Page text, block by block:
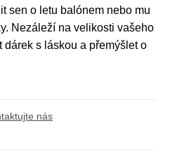
sen o letu balónem nebo mu
Nezáleží na velikosti vašeho
dárek s láskou a přemýšlet o
nás